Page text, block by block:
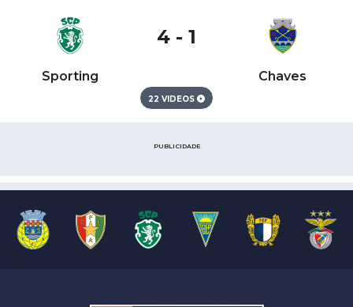
Sporting
4 - 1
Chaves
22 VIDEOS
PUBLICIDADE